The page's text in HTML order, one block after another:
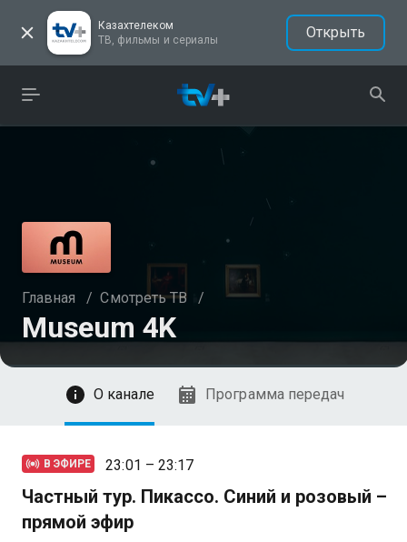
Казахтелеком
ТВ, фильмы и сериалы
Открыть
Главная / Смотреть ТВ /
Museum 4K
О канале Программа передач
В ЭФИРЕ 23:01 – 23:17
Частный тур. Пикассо. Синий и розовый –
прямой эфир